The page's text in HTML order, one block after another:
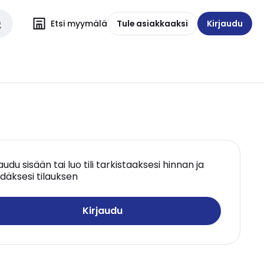
Etsi myymälä Tule asiakkaaksi Kirjaudu
sisään tai luo tili tarkistaaksesi hinnan ja
tilauksen
Kirjaudu